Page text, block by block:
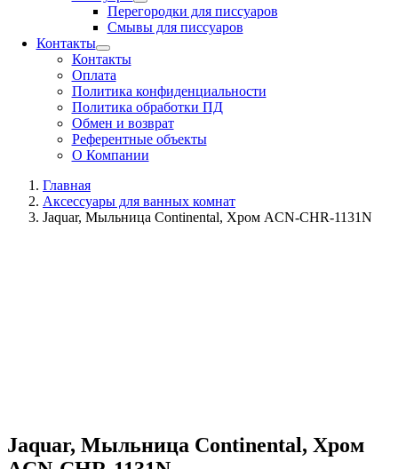
Перегородки для писсуаров
Смывы для писсуаров
Контакты
Контакты
Оплата
Политика конфиденциальности
Политика обработки ПД
Обмен и возврат
Референтные объекты
О Компании
Главная
Аксессуары для ванных комнат
Jaquar, Мыльница Continental, Хром ACN-CHR-1131N
Jaquar, Мыльница Continental, Хром